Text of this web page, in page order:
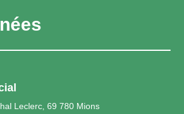
Leclerc, 69 780 Mions